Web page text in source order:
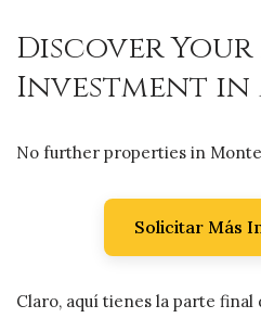
Discover Your
Investment
No further properties in
Solicitar Más
Claro, aquí tienes la parte